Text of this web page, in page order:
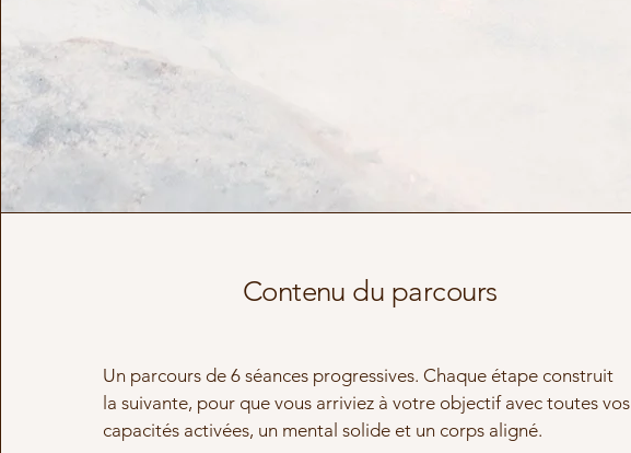
Contenu du parcours
Un parcours de 6 séances progressives. Chaque étape construit
la suivante, pour que vous arriviez à votre objectif avec toutes vos
capacités activées, un mental solide et un corps aligné.